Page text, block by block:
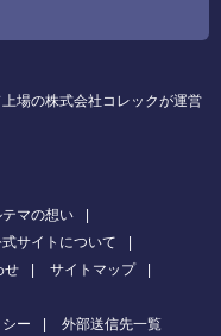
場の株式会社コレックが運営
テマの想い
サイトについて
せ
サイトマップ
ー 外部送信先一覧